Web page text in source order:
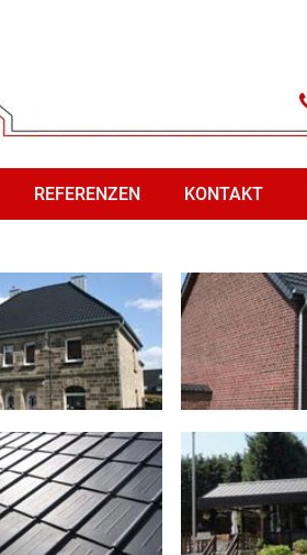
REFERENZEN KONTAKT